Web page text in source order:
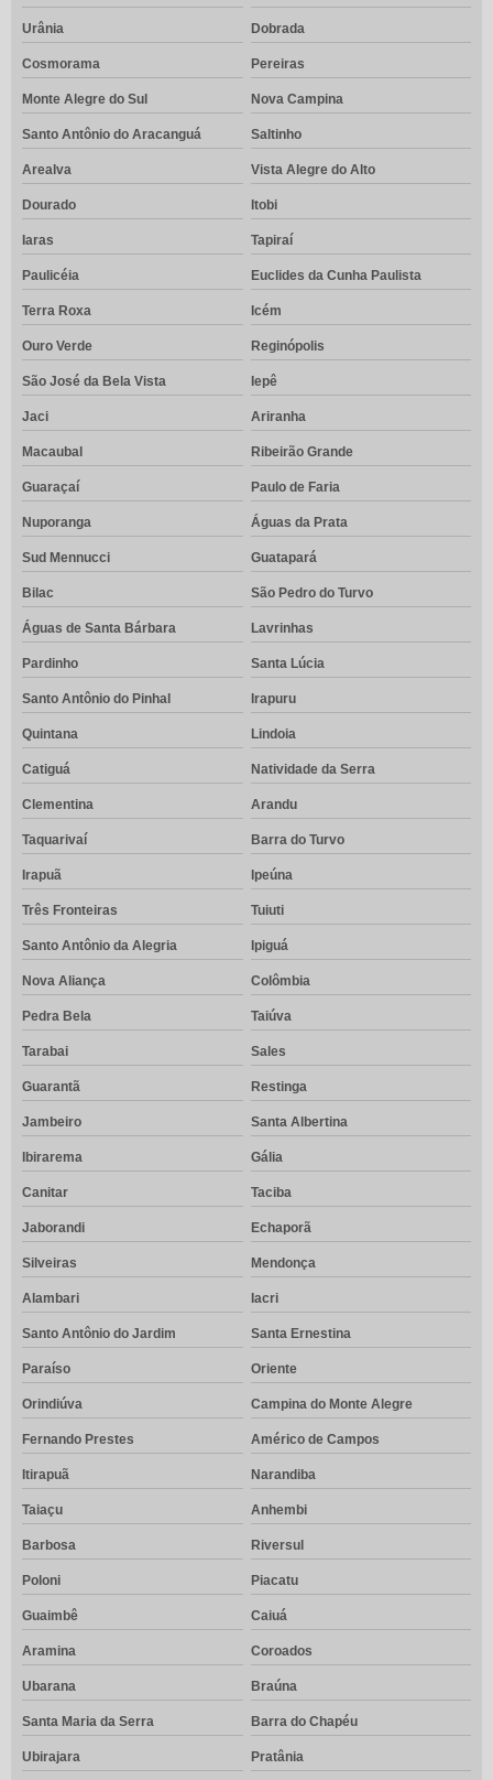
Urânia Dobrada
Cosmorama Pereiras
Monte Alegre do Sul Nova Campina
Santo Antônio do Aracanguá Saltinho
Arealva Vista Alegre do Alto
Dourado Itobi
Iaras Tapiraí
Paulicéia Euclides da Cunha Paulista
Terra Roxa Icém
Ouro Verde Reginópolis
São José da Bela Vista Iepê
Jaci Ariranha
Macaubal Ribeirão Grande
Guaraçaí Paulo de Faria
Nuporanga Águas da Prata
Sud Mennucci Guatapará
Bilac São Pedro do Turvo
Águas de Santa Bárbara Lavrinhas
Pardinho Santa Lúcia
Santo Antônio do Pinhal Irapuru
Quintana Lindoia
Catiguá Natividade da Serra
Clementina Arandu
Taquarivaí Barra do Turvo
Irapuã Ipeúna
Três Fronteiras Tuiuti
Santo Antônio da Alegria Ipiguá
Nova Aliança Colômbia
Pedra Bela Taiúva
Tarabai Sales
Guarantã Restinga
Jambeiro Santa Albertina
Ibirarema Gália
Canitar Taciba
Jaborandi Echaporã
Silveiras Mendonça
Alambari Iacri
Santo Antônio do Jardim Santa Ernestina
Paraíso Oriente
Orindiúva Campina do Monte Alegre
Fernando Prestes Américo de Campos
Itirapuã Narandiba
Taiaçu Anhembi
Barbosa Riversul
Poloni Piacatu
Guaimbê Caiuá
Aramina Coroados
Ubarana Braúna
Santa Maria da Serra Barra do Chapéu
Ubirajara Pratânia